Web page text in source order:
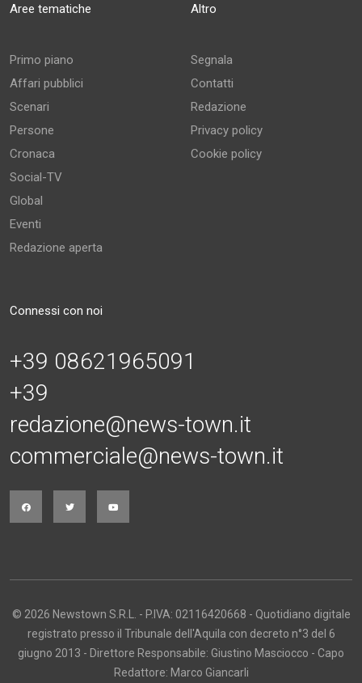
Aree tematiche
Primo piano
Affari pubblici
Scenari
Persone
Cronaca
Social-TV
Global
Eventi
Redazione aperta
Altro
Segnala
Contatti
Redazione
Privacy policy
Cookie policy
Connessi con noi
+39 08621965091
+39
redazione@news-town.it
commerciale@news-town.it
© 2026 Newstown S.R.L. - P.IVA: 02116420668 - Quotidiano digitale
registrato presso il Tribunale dell'Aquila con decreto n°3 del 6
giugno 2013 - Direttore Responsabile: Giustino Masciocco - Capo
Redattore: Marco Giancarli